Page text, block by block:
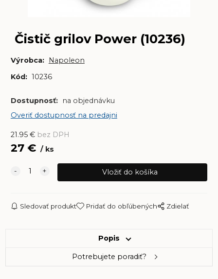
Čistič grilov Power (10236)
Výrobca:
Napoleon
Kód: 10236
Dostupnosť:
na objednávku
Overiť dostupnosť na predajni
21.95€ bez DPH
27€ ks
Sledovať produkt Pridať do obľúbených Zdielať
Popis
Potrebujete poradiť?